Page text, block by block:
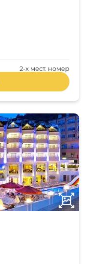
2-x мест. номер